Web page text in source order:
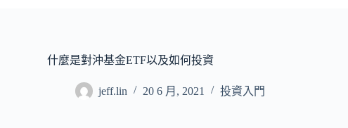
什麼是對沖基金ETF以及如何投資
jeff.lin 20 6 月, 2021 投資入門